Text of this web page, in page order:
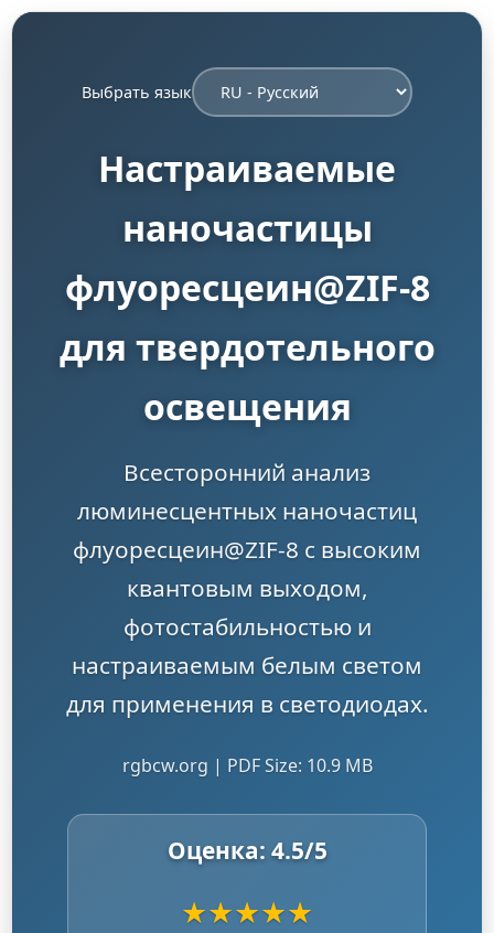
Выбрать язык
Настраиваемые
наночастицы
флуоресцеин@ZIF-8
для твердотельного
освещения
Всесторонний анализ
люминесцентных наночастиц
флуоресцеин@ZIF-8 с высоким
квантовым выходом,
фотостабильностью и
настраиваемым белым светом
для применения в светодиодах.
rgbcw.org | PDF Size: 10.9 MB
Оценка: 4.5/5
★★★★★